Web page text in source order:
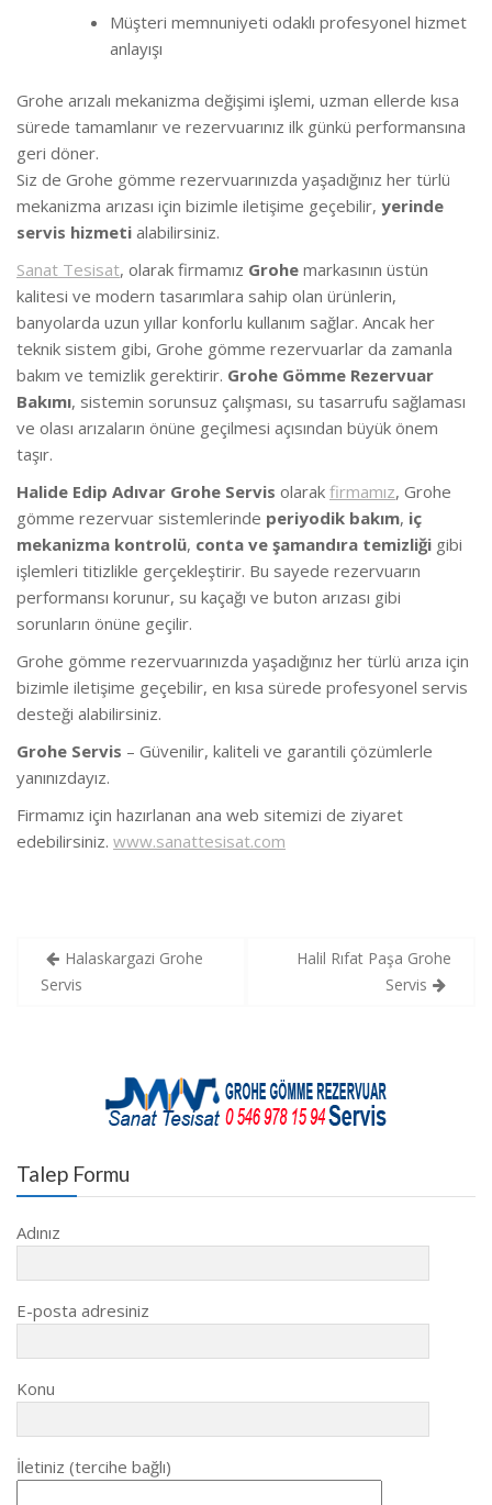
Müşteri memnuniyeti odaklı profesyonel hizmet
anlayışı
Grohe arızalı mekanizma değişimi işlemi, uzman ellerde kısa
sürede tamamlanır ve rezervuarınız ilk günkü performansına
geri döner.
Siz de Grohe gömme rezervuarınızda yaşadığınız her türlü
mekanizma arızası için bizimle iletişime geçebilir, yerinde
servis hizmeti alabilirsiniz.
Sanat Tesisat, olarak firmamız Grohe markasının üstün
kalitesi ve modern tasarımlara sahip olan ürünlerin,
banyolarda uzun yıllar konforlu kullanım sağlar. Ancak her
teknik sistem gibi, Grohe gömme rezervuarlar da zamanla
bakım ve temizlik gerektirir. Grohe Gömme Rezervuar
Bakımı, sistemin sorunsuz çalışması, su tasarrufu sağlaması
ve olası arızaların önüne geçilmesi açısından büyük önem
taşır.
Halide Edip Adıvar Grohe Servis olarak firmamız, Grohe
gömme rezervuar sistemlerinde periyodik bakım, iç
mekanizma kontrolü, conta ve şamandıra temizliği gibi
işlemleri titizlikle gerçekleştirir. Bu sayede rezervuarın
performansı korunur, su kaçağı ve buton arızası gibi
sorunların önüne geçilir.
Grohe gömme rezervuarınızda yaşadığınız her türlü arıza için
bizimle iletişime geçebilir, en kısa sürede profesyonel servis
desteği alabilirsiniz.
Grohe Servis – Güvenilir, kaliteli ve garantili çözümlerle
yanınızdayız.
Firmamız için hazırlanan ana web sitemizi de ziyaret
edebilirsiniz. www.sanattesisat.com
Yazı
gezinmesi
Halaskargazi Grohe
Servis
Halil Rıfat Paşa Grohe
Servis
Talep Formu
Adınız
E-posta adresiniz
Konu
İletiniz (tercihe bağlı)